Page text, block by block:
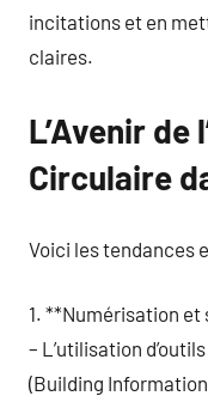
incitations et en
claires.
L’Avenir de
Circulaire
Voici les tendances
1. **Numérisation
– L’utilisation
(Building